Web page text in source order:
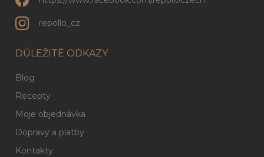
repollo_cz
DŮLEŽITÉ ODKAZY
Blog
Recepty
Moje objednávka
Dopravy a platby
Kontakty